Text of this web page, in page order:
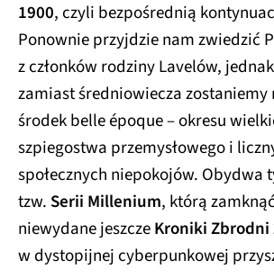
1900, czyli bezpośrednią
Ponownie przyjdzie nam zwiedzić
z członków rodziny Lavelów,
zamiast średniowiecza zostaniemy
środek belle époque – okresu
szpiegostwa przemysłowego i
społecznych niepokojów. Obydwa
tzw. Serii Millenium, którą
niewydane jeszczeKroniki Zbrodni
w dystopijnej cyberpunkowej